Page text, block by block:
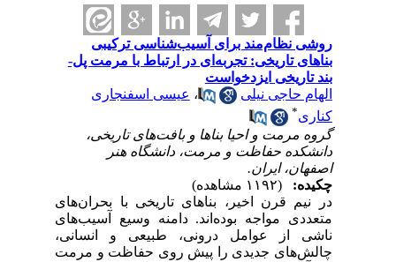
روشی نظام‌مند برای آسیب‌شناسی ترکیبی
بناهای تاریخی: تجربه‌ای در ارتباط با مرمت پل-
بند تاریخی ایزدخواست
الهام حاجی نیلی
،عیسی اسفنجاری
کناری
گروه مرمت و احیا بناها و بافت‌های تاریخی،
دانشکده حفاظت و مرمت، دانشگاه هنر
اصفهان، ایران.
چکیده:
در نیم قرن اخیر، بناهای تاریخی با بحران‌های
متعددی مواجه بوده‌اند. دامنه وسیع آسیب‌های
ناشی از عوامل درونی، طبیعی و انسانی،
چالش‌های جدیدی را پیش روی حفاظت و مرمت